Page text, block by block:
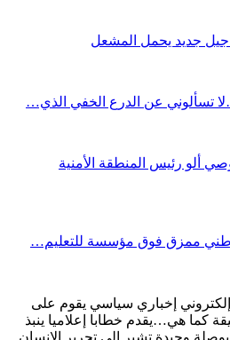
جيل جديد يحمل المشعل
تسألوني عن الدرع الخفي الذي…
ألو رئيس المنطقة الأمنية
ممزق فوق مؤسسة للتعليم…
إلكتروني إخباري سياسي يقوم على
كما هي…يقدم خطابا إعلاميا ينبذ
بوصلة وحيدة تشير إلى تحرير الإنسان